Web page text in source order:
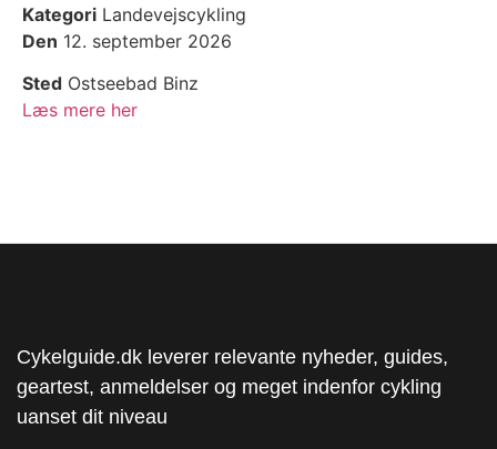
Kategori Landevejscykling
Den 12. september 2026
Sted Ostseebad Binz
Læs mere her
Cykelguide.dk leverer relevante nyheder, guides,
geartest, anmeldelser og meget indenfor cykling
uanset dit niveau